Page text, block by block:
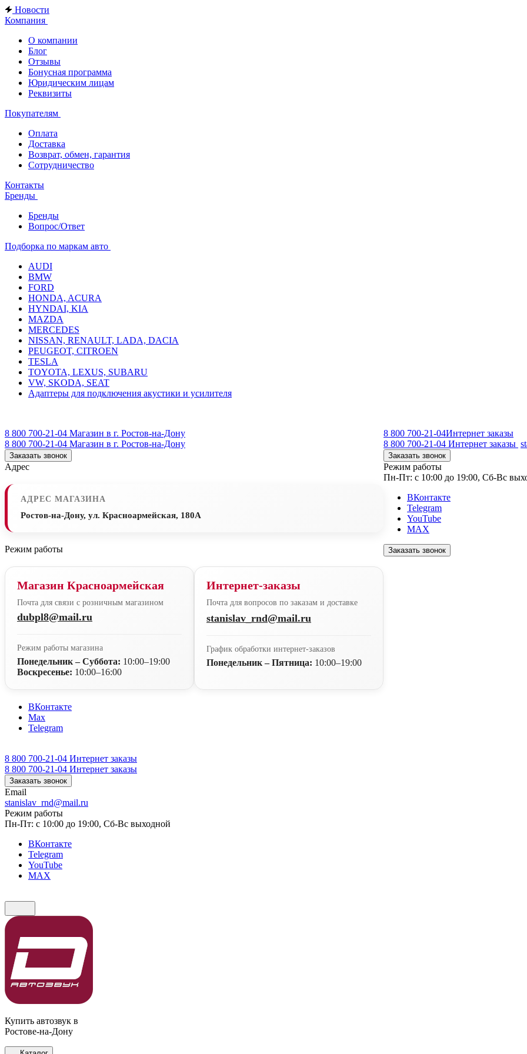
Новости
Компания
О компании
Блог
Отзывы
Бонусная программа
Юридическим лицам
Реквизиты
Покупателям
Оплата
Доставка
Возврат, обмен, гарантия
Сотрудничество
Контакты
Бренды
Бренды
Вопрос/Ответ
Подборка по маркам авто
AUDI
BMW
FORD
HONDA, ACURA
HYNDAI, KIA
MAZDA
MERCEDES
NISSAN, RENAULT, LADA, DACIA
PEUGEOT, CITROEN
TESLA
TOYOTA, LEXUS, SUBARU
VW, SKODA, SEAT
Адаптеры для подключения акустики и усилителя
8 800 700-21-04 Магазин в г. Ростов-на-Дону
8 800 700-21-04 Магазин в г. Ростов-на-Дону
Заказать звонок
Адрес
АДРЕС МАГАЗИНА
Ростов-на-Дону, ул. Красноармейская, 180А
Режим работы
Магазин Красноармейская
Почта для связи с розничным магазином
dubpl8@mail.ru
Режим работы магазина
Понедельник – Суббота: 10:00–19:00
Воскресенье: 10:00–16:00
Интернет-заказы
Почта для вопросов по заказам и доставке
stanislav_rnd@mail.ru
График обработки интернет-заказов
Понедельник – Пятница: 10:00–19:00
ВКонтакте
Max
Telegram
8 800 700-21-04 Интернет заказы
8 800 700-21-04 Интернет заказы
Заказать звонок
Email
stanislav_rnd@mail.ru
Режим работы
Пн-Пт: с 10:00 до 19:00, Сб-Вс выходной
ВКонтакте
Telegram
YouTube
MAX
8 800 700-21-04Интернет заказы
8 800 700-21-04 Интернет заказы
Заказать звонок
Режим работы
Пн-Пт: с 10:00 до 19:00, Сб-Вс
ВКонтакте
Telegram
YouTube
MAX
Заказать звонок
Купить автозвук в
Ростове-на-Дону